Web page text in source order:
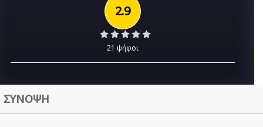
2.9
21 ψήφοι
ΣΥΝΟΨΗ